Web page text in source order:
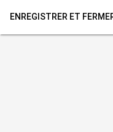
ENREGISTRER ET